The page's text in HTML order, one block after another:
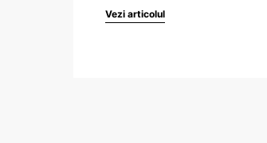
Vezi articolul